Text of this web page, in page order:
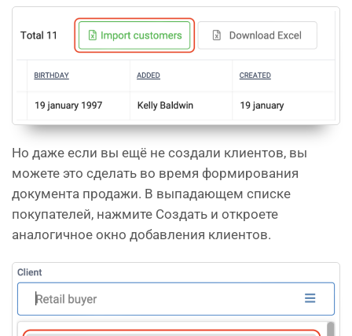
Но даже если вы ещё не создали клиентов, вы
можете это сделать во время формирования
документа продажи. В выпадающем списке
покупателей, нажмите Создать и откроете
аналогичное окно добавления клиентов.